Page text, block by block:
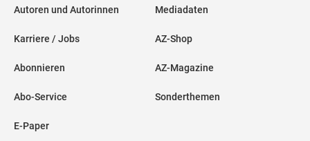
Autoren und Autorinnen
Karriere / Jobs
Abonnieren
Abo-Service
E-Paper
Mediadaten
AZ-Shop
AZ-Magazine
Sonderthemen